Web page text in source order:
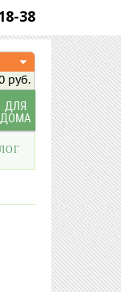
38
руб.
ДЛЯ
ДОМА